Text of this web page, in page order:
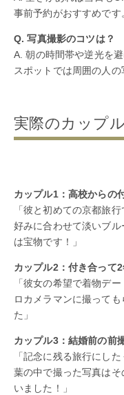
事前予約がおすすめです
Q. 写真撮影のコツは？
A. 朝の時間帯や逆光を
スポットでは周囲の人の
実際のカップ
カップル1：高校からの
「彼と初めての京都旅
好みに合わせて淡いブ
は宝物です！」
カップル2：付き合って
「彼女の希望で着物デ
ロカメラマンに撮って
た」
カップル3：結婚前の前
「記念に残る旅行にし
葉の中で撮った写真は
いました！」